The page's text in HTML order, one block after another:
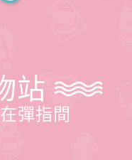
站
彈指間